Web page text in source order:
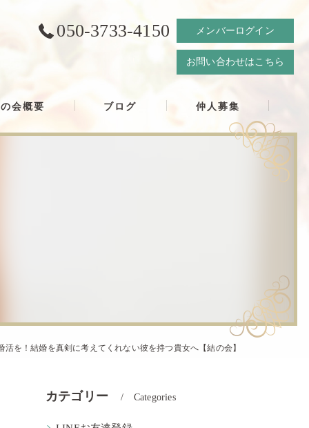
050-3733-4150 メンバーログイン
お問い合わせはこちら
会概要 ブログ 仲人募集
活を！結婚を真剣に考えてくれない彼を持つ貴女へ【結の会】
カテゴリー Categories